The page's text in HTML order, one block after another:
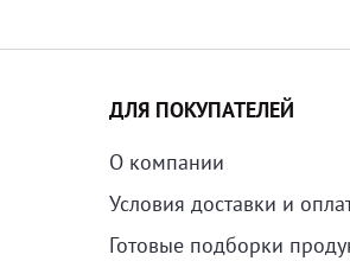
ДЛЯ ПОКУПАТЕЛЕЙ
О компании
Условия доставки и
Готовые подборки